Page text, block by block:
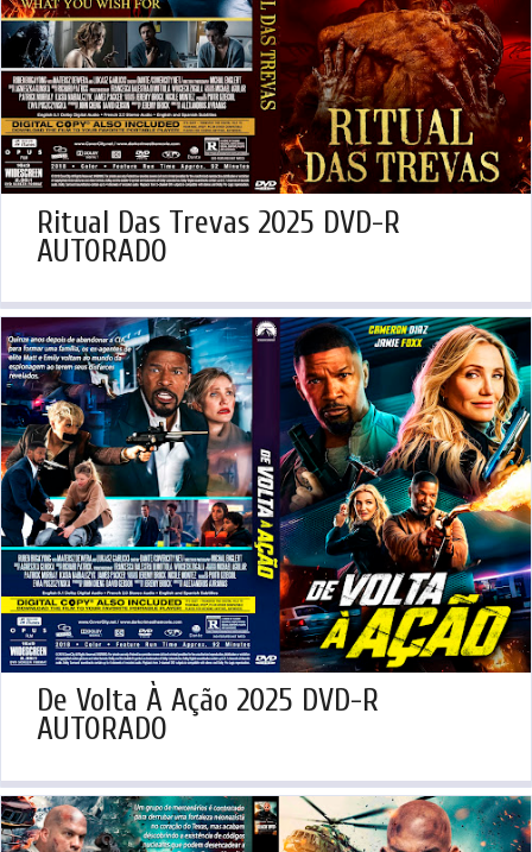
Ritual Das Trevas 2025 DVD-R
AUTORADO
De Volta À Ação 2025 DVD-R
AUTORADO